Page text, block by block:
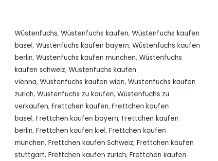
Wüstenfuchs, Wüstenfuchs kaufen, Wüstenfuchs kaufen
basel, Wüstenfuchs kaufen bayern, Wüstenfuchs kaufen
berlin, Wüstenfuchs kaufen munchen, Wüstenfuchs
kaufen schweiz, Wüstenfuchs kaufen
vienna, Wüstenfuchs kaufen wien, Wüstenfuchs kaufen
zurich, Wüstenfuchs zu kaufen, Wüstenfuchs zu
verkaufen, Frettchen kaufen, Frettchen kaufen
basel, Frettchen kaufen bayern, Frettchen kaufen
berlin, Frettchen kaufen kiel, Frettchen kaufen
munchen, Frettchen kaufen Schweiz, Frettchen kaufen
stuttgart, Frettchen kaufen zurich, Frettchen kaufen